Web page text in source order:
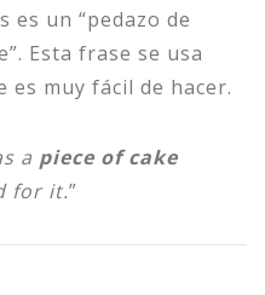
es un “pedazo de
Esta frase se usa
muy fácil de hacer.
a piece of cake
for it.”